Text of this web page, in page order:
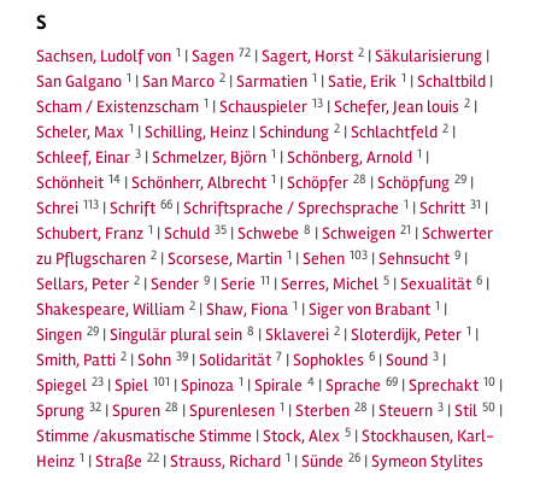
S
Sachsen, Ludolf von 1 |Sagen 72 |Sagert, Horst 2 |Säkularisierung |
San Galgano 1 |San Marco 2 |Sarmatien 1 |Satie, Erik 1 |Schaltbild |
Scham / Existenzscham 1 |Schauspieler 13 |Schefer, Jean louis 2 |
Scheler, Max 1 |Schilling, Heinz |Schindung 2 |Schlachtfeld 2 |
Schleef, Einar 3 |Schmelzer, Björn 1 |Schönberg, Arnold 1 |
Schönheit 14 |Schönherr, Albrecht 1 |Schöpfer 28 |Schöpfung 29 |
Schrei 113 |Schrift 66 |Schriftsprache / Sprechsprache 1 |Schritt 31 |
Schubert, Franz 1 |Schuld 35 |Schwebe 8 |Schweigen 21 |Schwerter
zu Pflugscharen 2 |Scorsese, Martin 1 |Sehen 103 |Sehnsucht 9 |
Sellars, Peter 2 |Sender 9 |Serie 11 |Serres, Michel 5 |Sexualität 6 |
Shakespeare, William 2 |Shaw, Fiona 1 |Siger von Brabant 1 |
Singen 29 |Singulär plural sein 8 |Sklaverei 2 |Sloterdijk, Peter 1 |
Smith, Patti 2 |Sohn 39 |Solidarität 7 |Sophokles 6 |Sound 3 |
Spiegel 23 |Spiel 101 |Spinoza 1 |Spirale 4 |Sprache 69 |Sprechakt 10 |
Sprung 32 |Spuren 28 |Spurenlesen 1 |Sterben 28 |Steuern 3 |Stil 50 |
Stimme /akusmatische Stimme |Stock, Alex 5 |Stockhausen, Karl-
Heinz 1 |Straße 22 |Strauss, Richard 1 |Sünde 26 |Symeon Stylites